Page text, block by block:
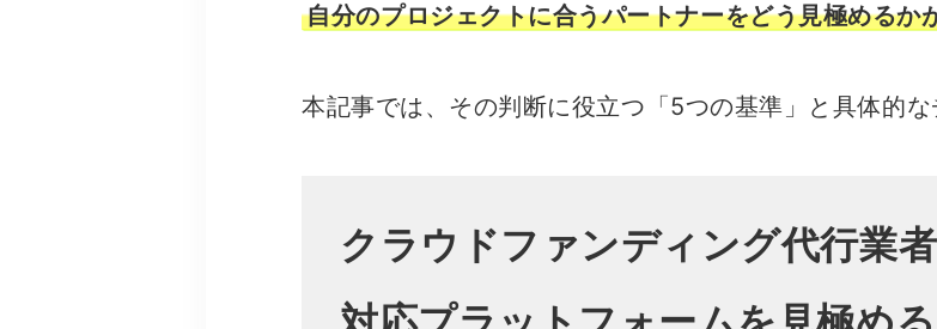
自分のプロジェクトに合うパートナーをどう見極めるか
本記事では、その判断に役立つ「5つの基準」と具体的な
クラウドファンディング代行業